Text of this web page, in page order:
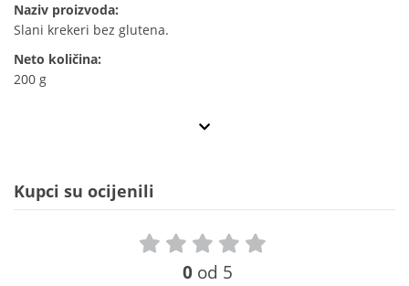
Naziv proizvoda:
Slani krekeri bez glutena.
Neto količina:
200 g
Kupci su ocijenili
0 od 5